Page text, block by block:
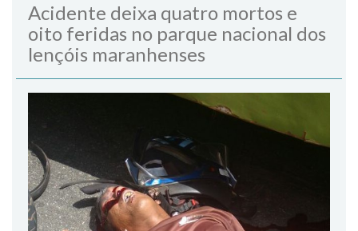
Acidente deixa quatro mortos e
oito feridas no parque nacional dos
lençóis maranhenses